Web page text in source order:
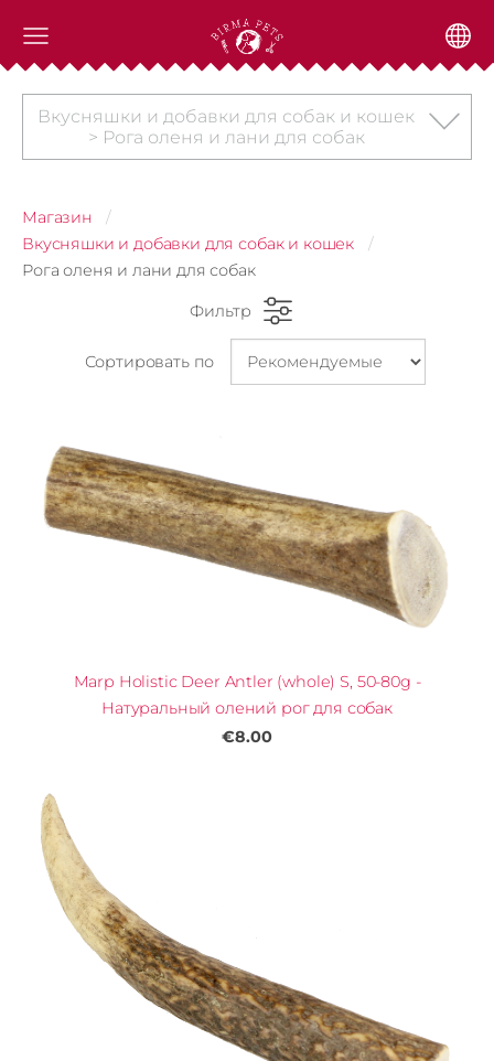
Вкусняшки и добавки для собак и кошек
> Рога оленя и лани для собак
Магазин
Вкусняшки и добавки для собак и кошек
Рога оленя и лани для собак
Фильтр
Сортировать по
Marp Holistic Deer Antler (whole) S, 50-80g -
Натуральный олений рог для собак
€8.00